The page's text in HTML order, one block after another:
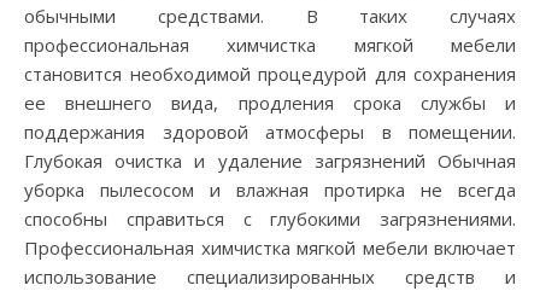
обычными средствами. В таких случаях
профессиональная химчистка мягкой мебели
становится необходимой процедурой для сохранения
ее внешнего вида, продления срока службы и
поддержания здоровой атмосферы в помещении.
Глубокая очистка и удаление загрязнений Обычная
уборка пылесосом и влажная протирка не всегда
способны справиться с глубокими загрязнениями.
Профессиональная химчистка мягкой мебели включает
использование специализированных средств и